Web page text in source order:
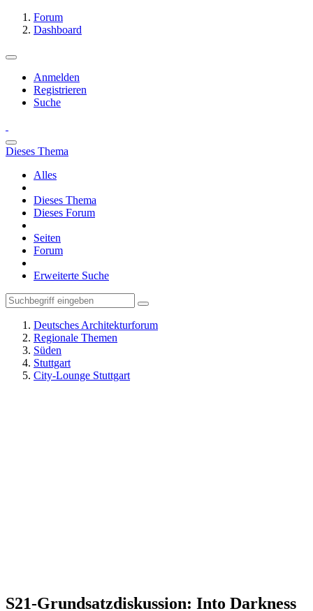
Forum
Dashboard
Anmelden
Registrieren
Suche
Dieses Thema
Alles
Dieses Thema
Dieses Forum
Seiten
Forum
Erweiterte Suche
Deutsches Architekturforum
Regionale Themen
Süden
Stuttgart
City-Lounge Stuttgart
S21-Grundsatzdiskussion: Into Darkness